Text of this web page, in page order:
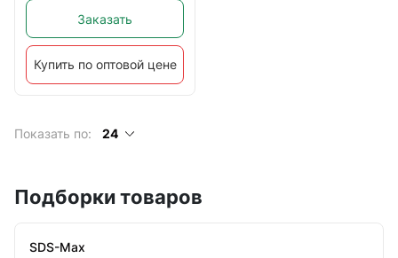
Заказать
Купить по оптовой цене
Показать по: 24
Подборки товаров
SDS-Max